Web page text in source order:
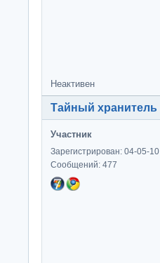
Неактивен
Тайный хранитель
Участник
Зарегистрирован: 04-05-10
Сообщений: 477